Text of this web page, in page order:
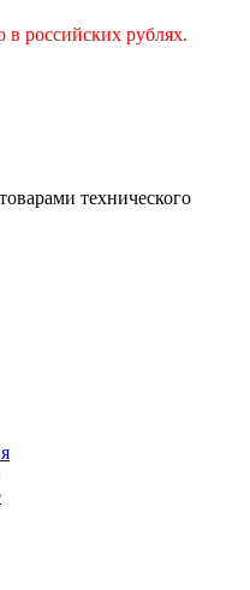
в российских рублях.
технического